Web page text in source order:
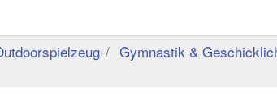
Gymnastik &